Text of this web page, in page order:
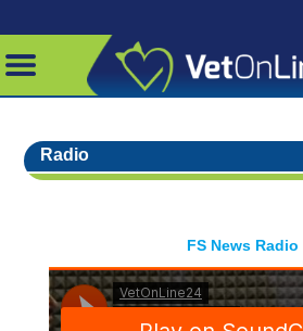
Radio
FS News Radio